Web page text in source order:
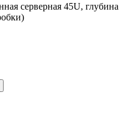
серверная 45U, глубина